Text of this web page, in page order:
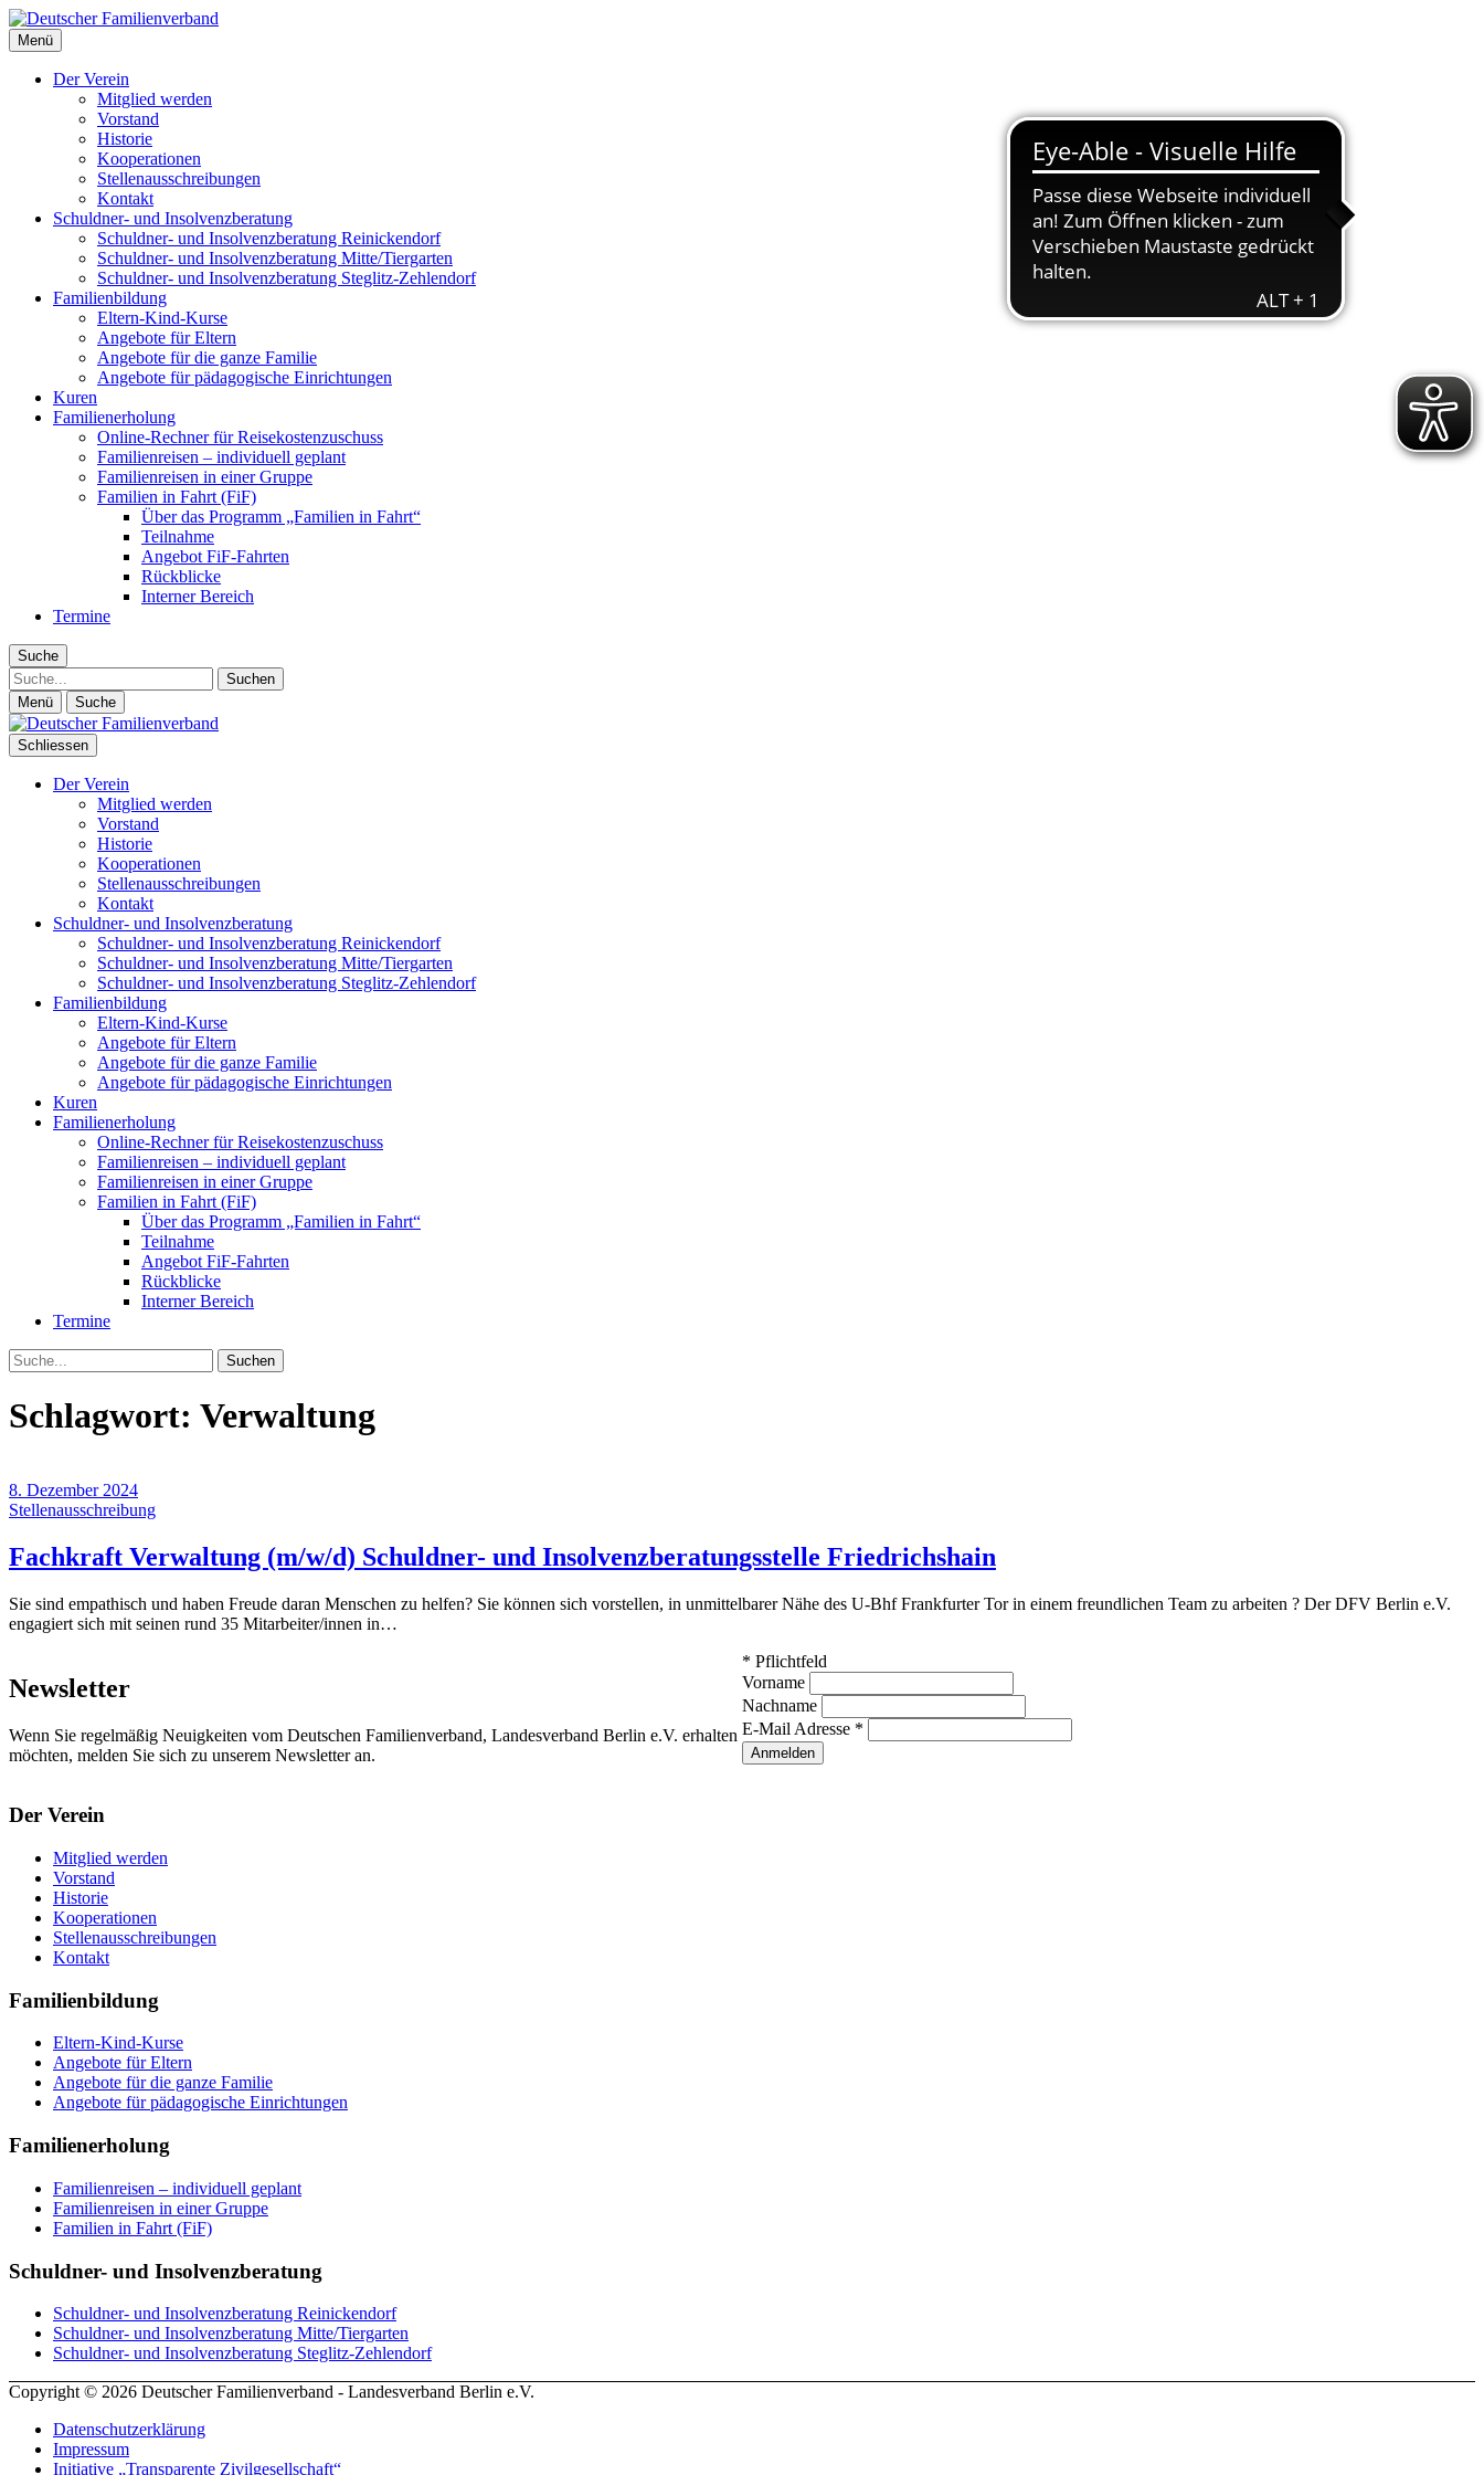
Deutscher Familienverband
Landesverband Berlin
Menü
Der Verein
Mitglied werden
Vorstand
Historie
Kooperationen
Stellenausschreibungen
Kontakt
Schuldner- und Insolvenzberatung
Schuldner- und Insolvenzberatung Reinickendorf
Schuldner- und Insolvenzberatung Mitte/Tiergarten
Schuldner- und Insolvenzberatung Steglitz-Zehlendorf
Familienbildung
Eltern-Kind-Kurse
Angebote für Eltern
Angebote für die ganze Familie
Angebote für pädagogische Einrichtungen
Kuren
Familienerholung
Online-Rechner für Reisekostenzuschuss
Familienreisen – individuell geplant
Familienreisen in einer Gruppe
Familien in Fahrt (FiF)
Über das Programm „Familien in Fahrt“
Teilnahme
Angebot FiF-Fahrten
Rückblicke
Interner Bereich
Termine
Suche
Suche
Menü Suche
Schliessen
Der Verein
Mitglied werden
Vorstand
Historie
Kooperationen
Stellenausschreibungen
Kontakt
Schuldner- und Insolvenzberatung
Schuldner- und Insolvenzberatung Reinickendorf
Schuldner- und Insolvenzberatung Mitte/Tiergarten
Schuldner- und Insolvenzberatung Steglitz-Zehlendorf
Familienbildung
Eltern-Kind-Kurse
Angebote für Eltern
Angebote für die ganze Familie
Angebote für pädagogische Einrichtungen
Kuren
Familienerholung
Online-Rechner für Reisekostenzuschuss
Familienreisen – individuell geplant
Familienreisen in einer Gruppe
Familien in Fahrt (FiF)
Über das Programm „Familien in Fahrt“
Teilnahme
Angebot FiF-Fahrten
Rückblicke
Interner Bereich
Termine
Suche
Schlagwort: Verwaltung
8. Dezember 2024
Stellenausschreibung
Fachkraft Verwaltung (m/w/d) Schuldner- und Insolvenzberatungsstelle Friedrichshain
Sie sind empathisch und haben Freude daran Menschen zu helfen? Sie können sich vorstellen, in unmittelbarer Nähe des U-Bhf Frankfurter Tor in einem freundlichen Team zu arbeiten ? Der DFV Berlin e.V.
engagiert sich mit seinen rund 35 Mitarbeiter/innen in…
Newsletter
Wenn Sie regelmäßig Neuigkeiten vom Deutschen Familienverband, Landesverband Berlin e.V. erhalten
möchten, melden Sie sich zu unserem Newsletter an.
* Pflichtfeld
Vorname
Nachname
E-Mail Adresse *
Der Verein
Mitglied werden
Vorstand
Historie
Kooperationen
Stellenausschreibungen
Kontakt
Familienbildung
Eltern-Kind-Kurse
Angebote für Eltern
Angebote für die ganze Familie
Angebote für pädagogische Einrichtungen
Familienerholung
Familienreisen – individuell geplant
Familienreisen in einer Gruppe
Familien in Fahrt (FiF)
Schuldner- und Insolvenzberatung
Schuldner- und Insolvenzberatung Reinickendorf
Schuldner- und Insolvenzberatung Mitte/Tiergarten
Schuldner- und Insolvenzberatung Steglitz-Zehlendorf
Copyright © 2026 Deutscher Familienverband - Landesverband Berlin e.V.
Datenschutzerklärung
Impressum
Initiative „Transparente Zivilgesellschaft“